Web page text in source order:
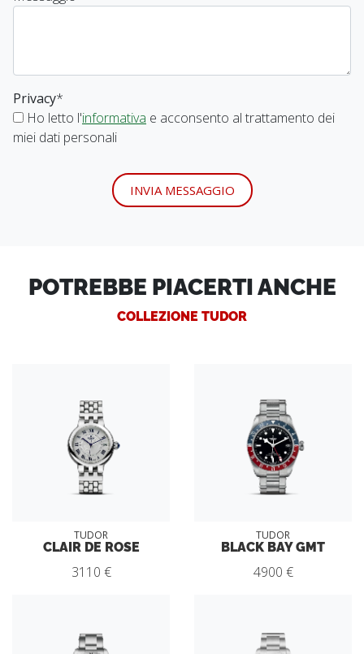
Privacy*
Ho letto l'informativa e acconsento al trattamento dei
miei dati personali
INVIA MESSAGGIO
POTREBBE PIACERTI ANCHE
COLLEZIONE TUDOR
TUDOR
CLAIR DE ROSE
3110 €
TUDOR
BLACK BAY GMT
4900 €